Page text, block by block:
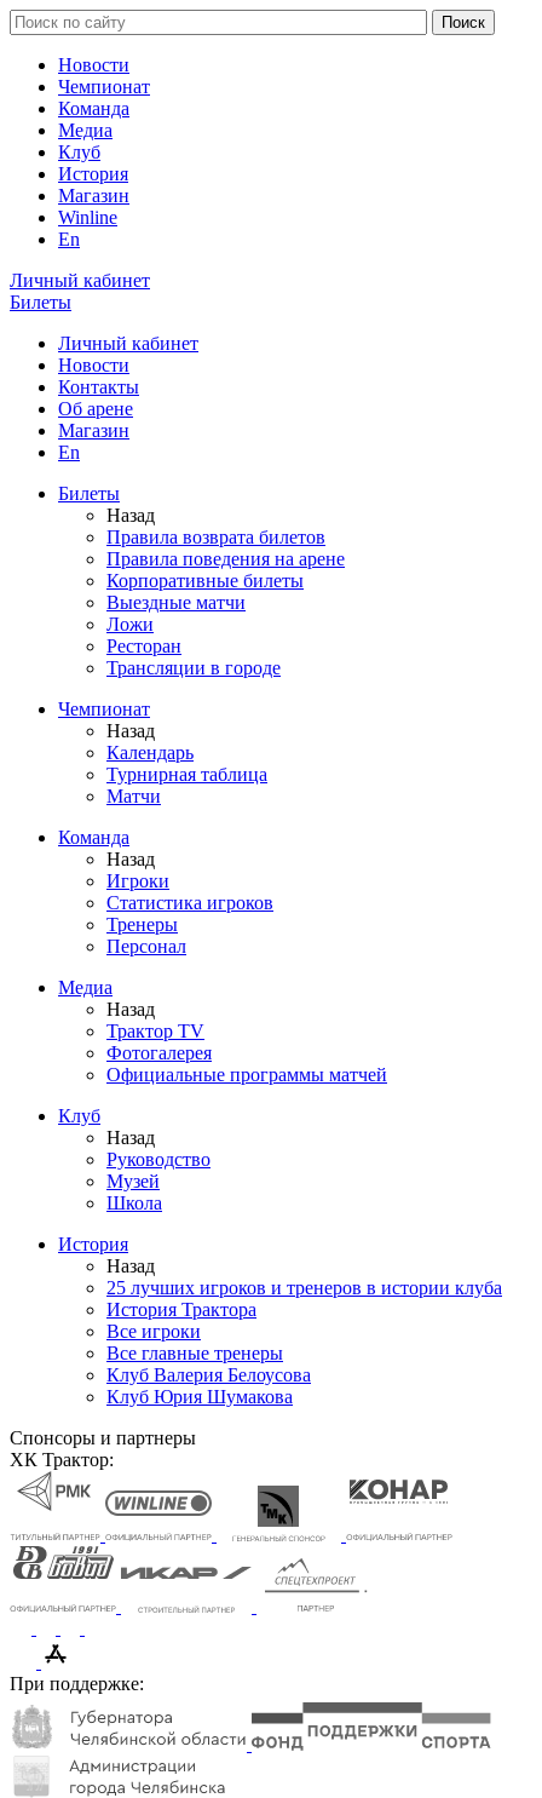
Новости
Чемпионат
Команда
Медиа
Клуб
История
Магазин
Winline
En
Личный кабинет
Билеты
Личный кабинет
Новости
Контакты
Об арене
Магазин
En
Билеты
Назад
Правила возврата билетов
Правила поведения на арене
Корпоративные билеты
Выездные матчи
Ложи
Ресторан
Трансляции в городе
Чемпионат
Назад
Календарь
Турнирная таблица
Матчи
Команда
Назад
Игроки
Статистика игроков
Тренеры
Персонал
Медиа
Назад
Трактор TV
Фотогалерея
Официальные программы матчей
Клуб
Назад
Руководство
Музей
Школа
История
Назад
25 лучших игроков и тренеров в истории клуба
История Трактора
Все игроки
Все главные тренеры
Клуб Валерия Белоусова
Клуб Юрия Шумакова
Спонсоры и партнеры
ХК Трактор:
При поддержке: